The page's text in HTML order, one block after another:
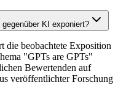
KI exponiert?
beobachtete Exposition
"GPTs are GPTs"
Bewertenden auf
veröffentlichter Forschung